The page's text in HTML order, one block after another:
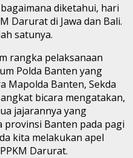
diketahui, hari
Darurat di Jawa dan Bali.
satunya.
rangka pelaksanaan
Polda Banten yang
Mapolda Banten, Sekda
bicara mengatakan,
jajarannya yang
Banten pada pagi
kita melakukan apel
Darurat.